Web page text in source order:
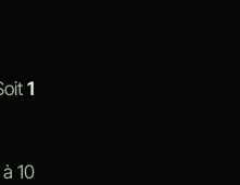
1
10